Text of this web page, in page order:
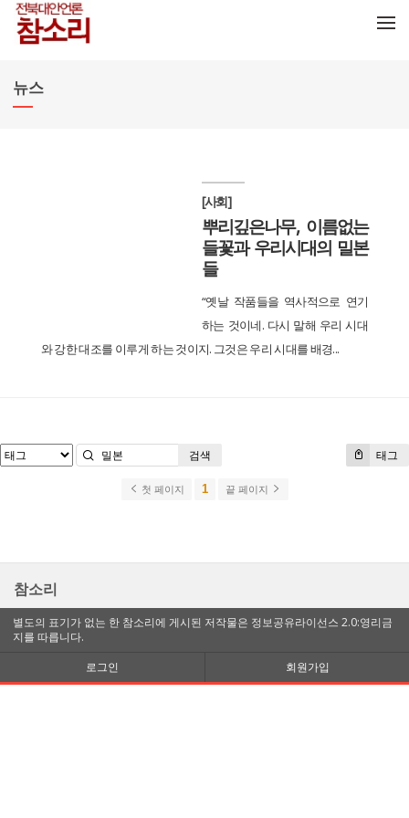
뉴스
[사회]
뿌리깊은나무, 이름없는
들꽃과 우리시대의 밀본
들
“옛날 작품들을 역사적으로 연기
하는 것이네. 다시 말해 우리 시대
와 강한 대조를 이루게 하는 것이지. 그것은 우리 시대를 배경...
태그
검색
첫 페이지 1 끝 페이지
참소리
별도의 표기가 없는 한 참소리에 게시된 저작물은 정보공유라이선스 2.0:영리금
지를 따릅니다.
로그인
회원가입